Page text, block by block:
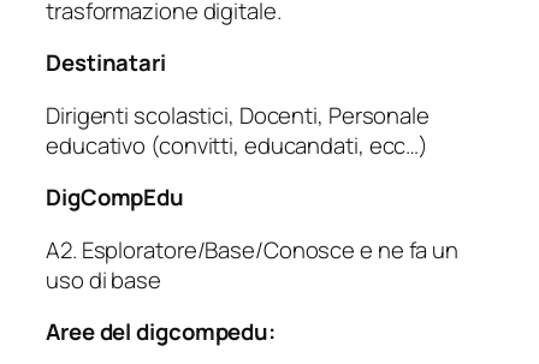
trasformazione digitale.
Destinatari
Dirigenti scolastici, Docenti, Personale
educativo (convitti, educandati, ecc…)
DigCompEdu
A2. Esploratore/Base/Conosce e ne fa un
uso di base
Aree del digcompedu: